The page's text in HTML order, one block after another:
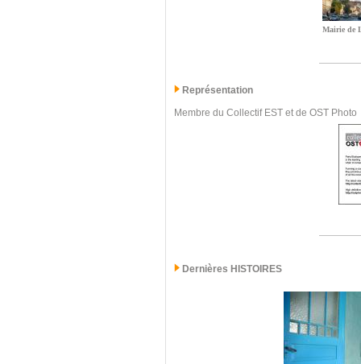
Mairie de
Représentation
Membre du Collectif EST et de OST Photo
Dernières HISTOIRES